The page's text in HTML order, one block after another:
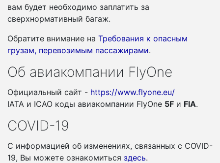
вам будет необходимо заплатить за
сверхнормативный багаж.
Обратите внимание на Требования к опасным
грузам, перевозимым пассажирами.
Об авиакомпании FlyOne
Официальный сайт - https://www.flyone.eu/
IATA и ICAO коды авиакомпании FlyOne 5F и FIA.
COVID-19
С информацией об изменениях, связанных c COVID-
19, Вы можете ознакомиться здесь.